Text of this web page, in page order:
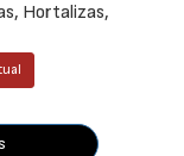
Hortalizas,